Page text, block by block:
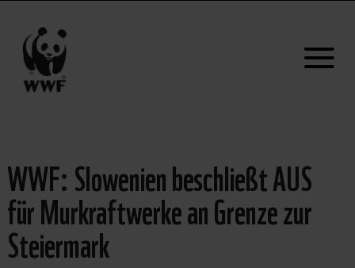
WWF: Slowenien beschließt AUS
für Murkraftwerke an Grenze zur
Steiermark